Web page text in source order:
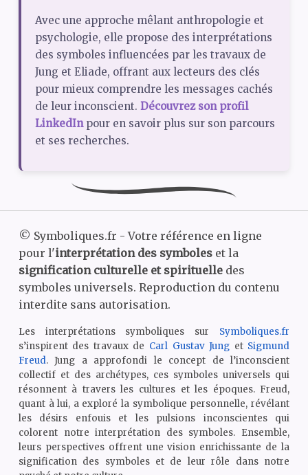
Avec une approche mêlant anthropologie et
psychologie, elle propose des interprétations
des symboles influencées par les travaux de
Jung et Eliade, offrant aux lecteurs des clés
pour mieux comprendre les messages cachés
de leur inconscient. Découvrez son profil
LinkedInpour en savoir plus sur son parcours
et ses recherches.
© Symboliques.fr - Votre référence en ligne
pour l'interprétation des symboleset la
signification culturelle et spirituelledes
symboles universels. Reproduction du contenu
interdite sans autorisation.
Les interprétations symboliques sur Symboliques.fr
s’inspirent des travaux de Carl Gustav Jung et Sigmund
Freud. Jung a approfondi le concept de l’inconscient
collectif et des archétypes, ces symboles universels qui
résonnent à travers les cultures et les époques. Freud,
quant à lui, a exploré la symbolique personnelle, révélant
les désirs enfouis et les pulsions inconscientes qui
colorent notre interprétation des symboles. Ensemble,
leurs perspectives offrent une vision enrichissante de la
signification des symboles et de leur rôle dans notre